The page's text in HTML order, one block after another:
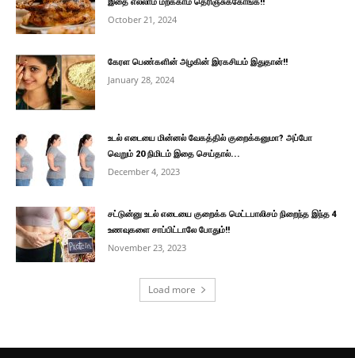
இதை எல்லாம் மறக்காம தெரிஞ்சுக்கோங்க!!
October 21, 2024
கேரள பெண்களின் அழகின் இரகசியம் இதுதான்!!
January 28, 2024
உடல் எடையை மின்னல் வேகத்தில் குறைக்கனுமா? அப்போ
வெறும் 20 நிமிடம் இதை செய்தால்...
December 4, 2023
சட்டுன்னு உடல் எடையை குறைக்க மெட்டபாலிசம் நிறைந்த இந்த 4
உணவுகளை சாப்பிட்டாலே போதும்!!
November 23, 2023
Load more